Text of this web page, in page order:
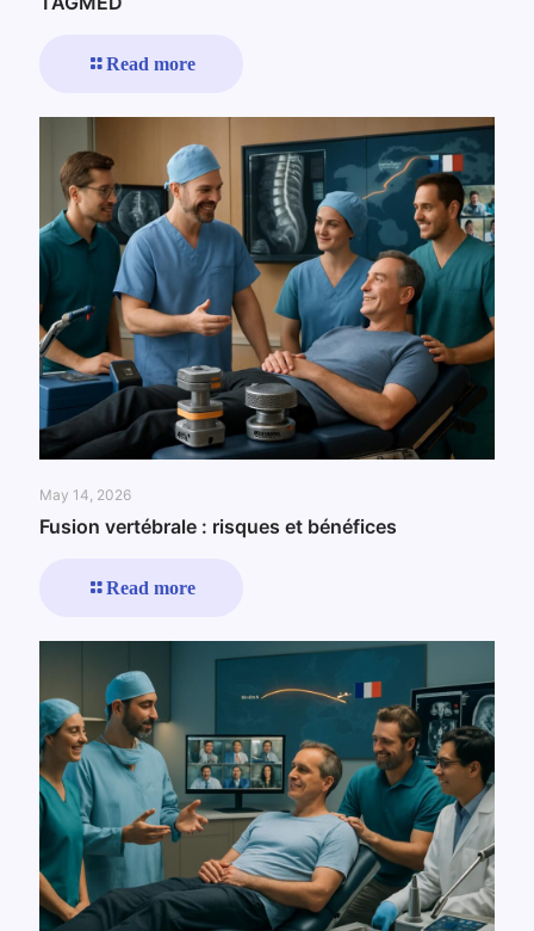
Read more
May 14, 2026
Fusion vertébrale : risques et bénéfices
Read more